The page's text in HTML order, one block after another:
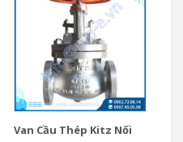
Van Cầu Thép Kitz Nối